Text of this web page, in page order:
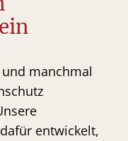
manchmal
entwickelt,